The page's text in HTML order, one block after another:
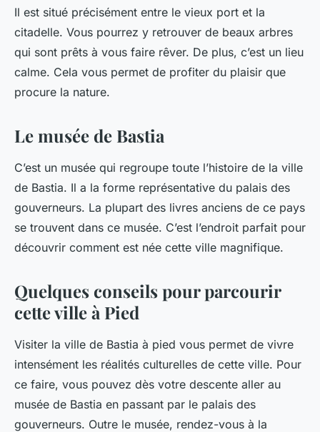
Il est situé précisément entre le vieux port et la
citadelle. Vous pourrez y retrouver de beaux arbres
qui sont prêts à vous faire rêver. De plus, c’est un lieu
calme. Cela vous permet de profiter du plaisir que
procure la nature.
Le musée de Bastia
C’est un musée qui regroupe toute l’histoire de la ville
de Bastia. Il a la forme représentative du palais des
gouverneurs. La plupart des livres anciens de ce pays
se trouvent dans ce musée. C’est l’endroit parfait pour
découvrir comment est née cette ville magnifique.
Quelques conseils pour parcourir
cette ville à Pied
Visiter la ville de Bastia à pied vous permet de vivre
intensément les réalités culturelles de cette ville. Pour
ce faire, vous pouvez dès votre descente aller au
musée de Bastia en passant par le palais des
gouverneurs. Outre le musée, rendez-vous à la